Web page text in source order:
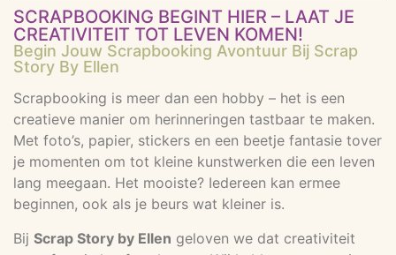
SCRAPBOOKING BEGINT HIER – LAAT JE
CREATIVITEIT TOT LEVEN KOMEN!
Begin Jouw Scrapbooking Avontuur Bij Scrap
Story By Ellen
Scrapbooking is meer dan een hobby – het is een
creatieve manier om herinneringen tastbaar te maken.
Met foto’s, papier, stickers en een beetje fantasie tover
je momenten om tot kleine kunstwerken die een leven
lang meegaan. Het mooiste? Iedereen kan ermee
beginnen, ook als je beurs wat kleiner is.
Bij Scrap Story by Ellen geloven we dat creativiteit